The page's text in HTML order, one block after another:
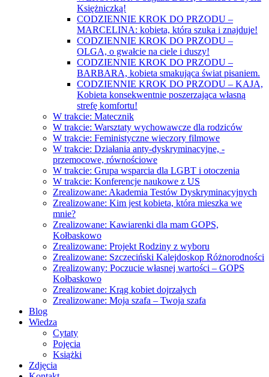
Księżniczką!
CODZIENNIE KROK DO PRZODU –
MARCELINA: kobieta, która szuka i znajduje!
CODZIENNIE KROK DO PRZODU –
OLGA, o gwałcie na ciele i duszy!
CODZIENNIE KROK DO PRZODU –
BARBARA, kobieta smakująca świat pisaniem.
CODZIENNIE KROK DO PRZODU – KAJA,
Kobieta konsekwentnie poszerzająca własną
strefę komfortu!
W trakcie: Matecznik
W trakcie: Warsztaty wychowawcze dla rodziców
W trakcie: Feministyczne wieczory filmowe
W trakcie: Działania anty-dyskryminacyjne, -
przemocowe, równościowe
W trakcie: Grupa wsparcia dla LGBT i otoczenia
W trakcie: Konferencje naukowe z US
Zrealizowane: Akademia Testów Dyskryminacyjnych
Zrealizowane: Kim jest kobieta, która mieszka we
mnie?
Zrealizowane: Kawiarenki dla mam GOPS,
Kołbaskowo
Zrealizowane: Projekt Rodziny z wyboru
Zrealizowane: Szczeciński Kalejdoskop Różnorodności
Zrealizowany: Poczucie własnej wartości – GOPS
Kołbaskowo
Zrealizowane: Krąg kobiet dojrzałych
Zrealizowane: Moja szafa – Twoja szafa
Blog
Wiedza
Cytaty
Pojęcia
Książki
Zdjęcia